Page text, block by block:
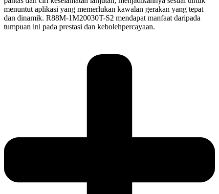
menuntut aplikasi yang memerlukan kawalan gerakan yang tepat
dan dinamik. R88M-1M20030T-S2 mendapat manfaat daripada
tumpuan ini pada prestasi dan kebolehpercayaan.